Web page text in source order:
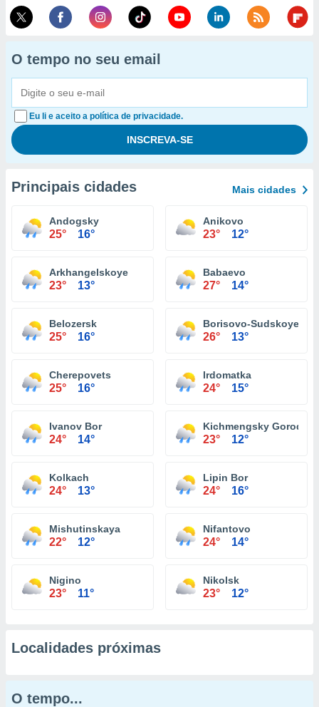
O tempo no seu email
Eu li e aceito a política de privacidade.
Principais cidades Mais cidades
Andogsky
25° 16°
Anikovo
23° 12°
Arkhangelskoye
23° 13°
Babaevo
27° 14°
Belozersk
25° 16°
Borisovо-Sudskoye
26° 13°
Cherepovets
25° 16°
Irdomatka
24° 15°
Ivanov Bor
24° 14°
Kichmengsky Gorodok
23° 12°
Kolkach
24° 13°
Lipin Bor
24° 16°
Mishutinskaya
22° 12°
Nifantovo
24° 14°
Nigino
23° 11°
Nikolsk
23° 12°
Localidades próximas
O tempo...